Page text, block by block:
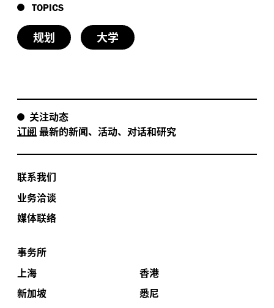
TOPICS
规划 大学
关注动态
订阅 最新的新闻、活动、对话和研究
联系我们
业务洽谈
媒体联络
事务所
上海
香港
新加坡
悉尼